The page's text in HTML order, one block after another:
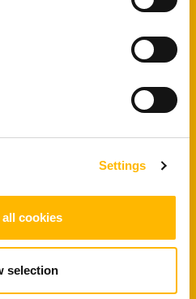
Settings
cookies
selection
Empfindlichkeit auf dem
Lernen